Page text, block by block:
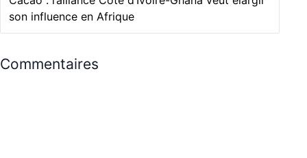
son influence en Afrique
Commentaires